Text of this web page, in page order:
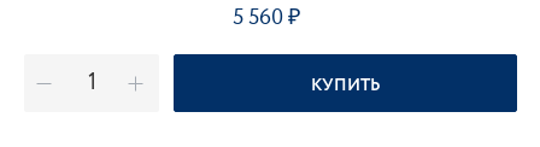
5 560
КУПИТЬ